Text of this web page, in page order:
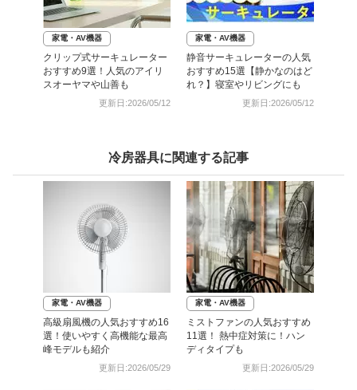
家電・AV機器
クリップ式サーキュレーター
おすすめ9選！人気のアイリ
スオーヤマや山善も
更新日:2026/05/12
家電・AV機器
静音サーキュレーターの人気
おすすめ15選【静かなのはど
れ？】寝室やリビングにも
更新日:2026/05/12
冷房器具に関連する記事
家電・AV機器
高級扇風機の人気おすすめ16
選！使いやすく高機能な最高
峰モデルも紹介
更新日:2026/05/29
家電・AV機器
ミストファンの人気おすすめ
11選！ 熱中症対策に！ハン
ディタイプも
更新日:2026/05/29